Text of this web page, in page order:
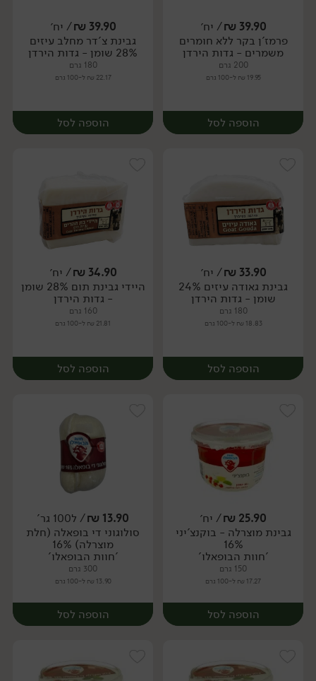
יח׳ יח׳
39.90
₪/ יח׳
פרמז'ן בקר ללא חומרים
משמרים - גדות הירדן
200 גרם
19.95 ₪ ל-100 גרם
הוספה לסל
יח׳
39.90
₪/ יח׳
גבינת צ'דר מחלב עיזים
28% שומן - גדות הירדן
180 גרם
22.17 ₪ ל-100 גרם
הוספה לסל
יח׳
33.90
₪/ יח׳
גבינת גאודה עיזים 24%
שומן - גדות הירדן
180 גרם
18.83 ₪ ל-100 גרם
הוספה לסל
יח׳
34.90
₪/ יח׳
היידי גבינת תום 28% שומן
- גדות הירדן
160 גרם
21.81 ₪ ל-100 גרם
הוספה לסל
יח׳
25.90
₪/ יח׳
גבינת מוצרלה - בוקנצ'יני
16%
'חוות הבופאלו'
150 גרם
17.27 ₪ ל-100 גרם
הוספה לסל
13.90
₪/ ל100 גר'
סולוגוני די בופאלה (חלת
מוצרלה) 16%
'חוות הבופאלו'
300 גרם
13.90 ₪ ל-100 גרם
הוספה לסל